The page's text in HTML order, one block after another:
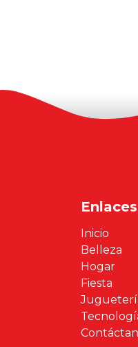
Inicio
Belleza
Hogar
Fiesta